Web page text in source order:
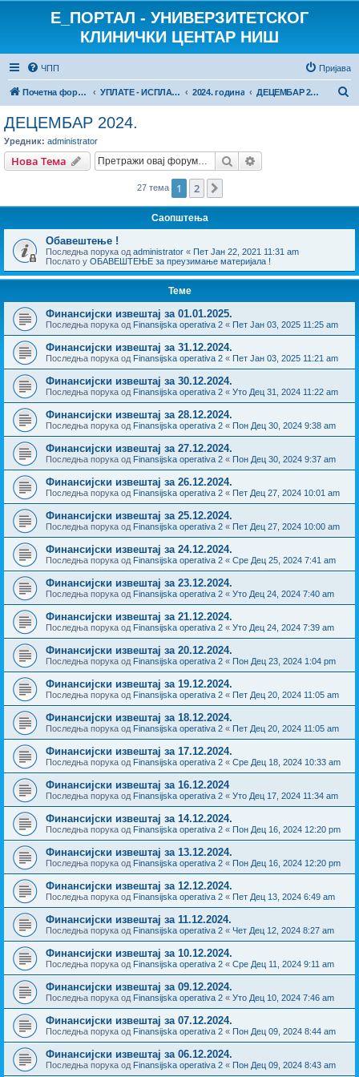
E_ПОРТАЛ - УНИВЕРЗИТЕТСКОГ
КЛИНИЧКИ ЦЕНТАР НИШ
ЧПП Пријава
Почетна форума УПЛАТЕ - ИСПЛАТЕ 2024. година ДЕЦЕМБАР 2024.
г
ДЕЦЕМБАР 2024.
Уредник: administrator
Нова Тема Претрага
27 тема 1 2
Саопштења
Обавештење !
Последња порука од administrator « Пет Јан 22, 2021 11:31 am
Послато у ОБАВЕШТЕЊЕ за преузимање материјала !
Теме
Финансијски извештај за 01.01.2025.
Последња порука од Finansijska operativa 2 « Пет Јан 03, 2025 11:25 am
Финансијски извештај за 31.12.2024.
Последња порука од Finansijska operativa 2 « Пет Јан 03, 2025 11:21 am
Финансијски извештај за 30.12.2024.
Последња порука од Finansijska operativa 2 « Уто Дец 31, 2024 11:22 am
Финансијски извештај за 28.12.2024.
Последња порука од Finansijska operativa 2 « Пон Дец 30, 2024 9:38 am
Финансијски извештај за 27.12.2024.
Последња порука од Finansijska operativa 2 « Пон Дец 30, 2024 9:37 am
Финансијски извештај за 26.12.2024.
Последња порука од Finansijska operativa 2 « Пет Дец 27, 2024 10:01 am
Финансијски извештај за 25.12.2024.
Последња порука од Finansijska operativa 2 « Пет Дец 27, 2024 10:00 am
Финансијски извештај за 24.12.2024.
Последња порука од Finansijska operativa 2 « Сре Дец 25, 2024 7:41 am
Финансијски извештај за 23.12.2024.
Последња порука од Finansijska operativa 2 « Уто Дец 24, 2024 7:40 am
Финансијски извештај за 21.12.2024.
Последња порука од Finansijska operativa 2 « Уто Дец 24, 2024 7:39 am
Финансијски извештај за 20.12.2024.
Последња порука од Finansijska operativa 2 « Пон Дец 23, 2024 1:04 pm
Финансијски извештај за 19.12.2024.
Последња порука од Finansijska operativa 2 « Пет Дец 20, 2024 11:05 am
Финансијски извештај за 18.12.2024.
Последња порука од Finansijska operativa 2 « Пет Дец 20, 2024 11:05 am
Финансијски извештај за 17.12.2024.
Последња порука од Finansijska operativa 2 « Сре Дец 18, 2024 10:33 am
Финансијски извештај за 16.12.2024
Последња порука од Finansijska operativa 2 « Уто Дец 17, 2024 11:34 am
Финансијски извештај за 14.12.2024.
Последња порука од Finansijska operativa 2 « Пон Дец 16, 2024 12:20 pm
Финансијски извештај за 13.12.2024.
Последња порука од Finansijska operativa 2 « Пон Дец 16, 2024 12:20 pm
Финансијски извештај за 12.12.2024.
Последња порука од Finansijska operativa 2 « Пет Дец 13, 2024 6:49 am
Финансијски извештај за 11.12.2024.
Последња порука од Finansijska operativa 2 « Чет Дец 12, 2024 8:27 am
Финансијски извештај за 10.12.2024.
Последња порука од Finansijska operativa 2 « Сре Дец 11, 2024 9:11 am
Финансијски извештај за 09.12.2024.
Последња порука од Finansijska operativa 2 « Уто Дец 10, 2024 7:46 am
Финансијски извештај за 07.12.2024.
Последња порука од Finansijska operativa 2 « Пон Дец 09, 2024 8:44 am
Финансијски извештај за 06.12.2024.
Последња порука од Finansijska operativa 2 « Пон Дец 09, 2024 8:43 am